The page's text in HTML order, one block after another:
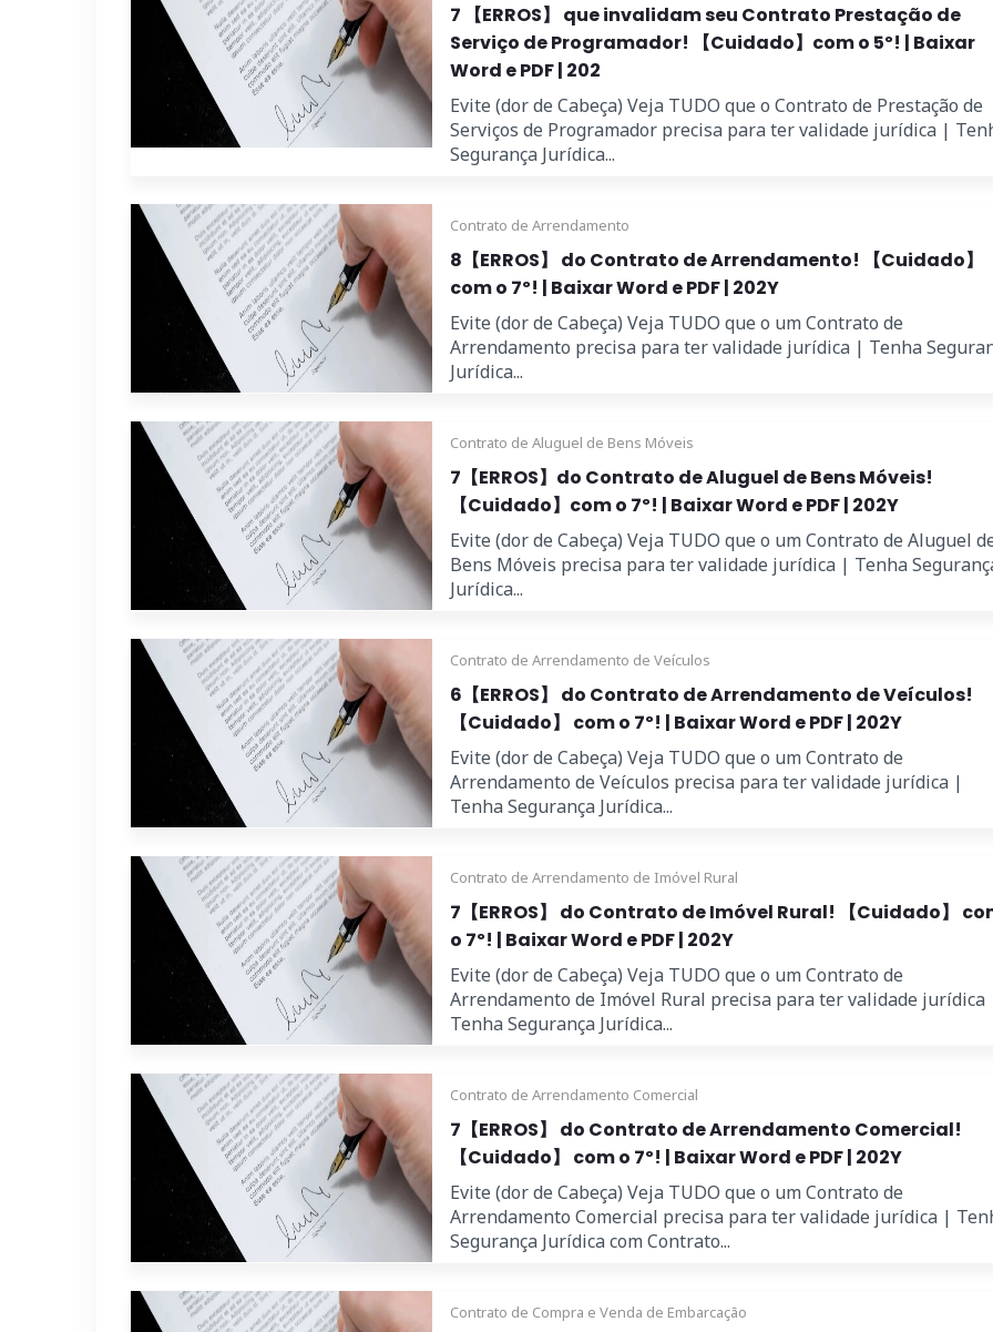
7 【ERROS】 que invalidam seu Contrato Prestação de
Serviço de Programador! 【Cuidado】com o 5º! | Baixar
Word e PDF | 202
Evite (dor de Cabeça) Veja TUDO que o Contrato de Prestação de
Serviços de Programador precisa para ter validade jurídica |
Segurança Jurídica...
Contrato de Arrendamento
8【ERROS】 do Contrato de Arrendamento! 【Cuidado】
com o 7º! | Baixar Word e PDF | 202Y
Evite (dor de Cabeça) Veja TUDO que o um Contrato de
Arrendamento precisa para ter validade jurídica | Tenha
Jurídica...
Contrato de Aluguel de Bens Móveis
7【ERROS】do Contrato de Aluguel de Bens Móveis!
【Cuidado】com o 7º! | Baixar Word e PDF | 202Y
Evite (dor de Cabeça) Veja TUDO que o um Contrato de Aluguel
Bens Móveis precisa para ter validade jurídica | Tenha
Jurídica...
Contrato de Arrendamento de Veículos
6【ERROS】 do Contrato de Arrendamento de Veículos!
【Cuidado】 com o 7º! | Baixar Word e PDF | 202Y
Evite (dor de Cabeça) Veja TUDO que o um Contrato de
Arrendamento de Veículos precisa para ter validade jurídica |
Tenha Segurança Jurídica...
Contrato de Arrendamento de Imóvel Rural
7【ERROS】 do Contrato de Imóvel Rural! 【Cuidado】
o 7º! | Baixar Word e PDF | 202Y
Evite (dor de Cabeça) Veja TUDO que o um Contrato de
Arrendamento de Imóvel Rural precisa para ter validade
Tenha Segurança Jurídica...
Contrato de Arrendamento Comercial
7【ERROS】 do Contrato de Arrendamento Comercial!
【Cuidado】 com o 7º! | Baixar Word e PDF | 202Y
Evite (dor de Cabeça) Veja TUDO que o um Contrato de
Arrendamento Comercial precisa para ter validade jurídica |
Segurança Jurídica com Contrato...
Contrato de Compra e Venda de Embarcação